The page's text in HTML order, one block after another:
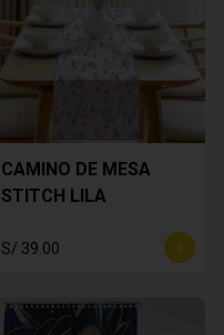
CAMINO DE MESA
STITCH LILA
S/ 39.00